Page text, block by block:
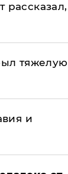
рассказал,
тяжелую
и